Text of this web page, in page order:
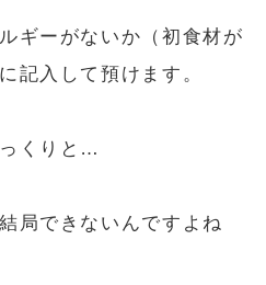
ギーがないか（初食材が
記入して預けます。
くりと…
局できないんですよね